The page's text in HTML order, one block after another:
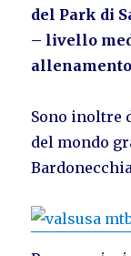
del Park di
– livello
Sono inoltre
del mondo